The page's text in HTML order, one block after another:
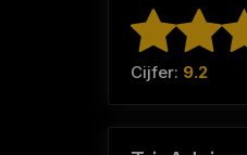
Cijfer: 9.2